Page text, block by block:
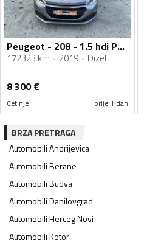
Peugeot - 208 - 1.5 hdi PUTNICKI
172323 km 2019 Dizel
8 300€
Cetinje prije 1 dan
BRZA PRETRAGA
AutomobiliAndrijevica
AutomobiliBerane
AutomobiliBudva
AutomobiliDanilovgrad
AutomobiliHerceg Novi
AutomobiliKotor